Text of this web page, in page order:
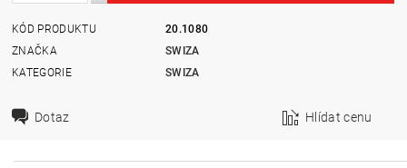
KÓD PRODUKTU
20.1080
ZNAČKA
SWIZA
KATEGORIE
SWIZA
Dotaz Hlídat cenu